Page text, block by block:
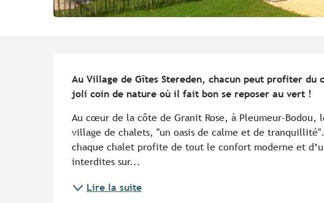
Au Village de Gîtes Stereden, chacun peut profiter du
joli coin de nature où il fait bon se reposer au vert !
Au cœur de la côte de Granit Rose, à Pleumeur-Bodou,
village de chalets, "un oasis de calme et de
chaque chalet profite de tout le confort moderne et
interdites sur...
Lire la suite